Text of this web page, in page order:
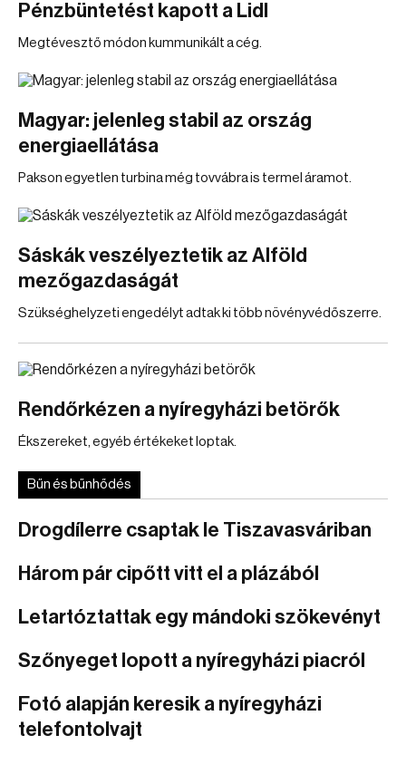
Pénzbüntetést kapott a Lidl
Megtévesztő módon kummunikált a cég.
Magyar: jelenleg stabil az ország
energiaellátása
Pakson egyetlen turbina még tovvábra is termel áramot.
Sáskák veszélyeztetik az Alföld
mezőgazdaságát
Szükséghelyzeti engedélyt adtak ki több növényvédőszerre.
Rendőrkézen a nyíregyházi betörők
Ékszereket, egyéb értékeket loptak.
Bűn és bűnhődés
Drogdílerre csaptak le Tiszavasváriban
Három pár cipőtt vitt el a plázából
Letartóztattak egy mándoki szökevényt
Szőnyeget lopott a nyíregyházi piacról
Fotó alapján keresik a nyíregyházi
telefontolvajt